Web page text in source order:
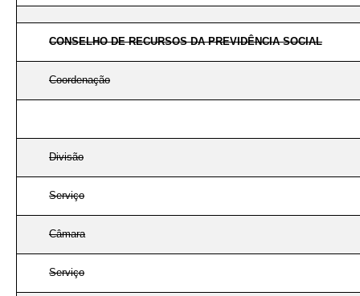
CONSELHO DE RECURSOS DA PREVIDÊNCIA SOCIAL
Coordenação
Divisão
Serviço
Câmara
Serviço